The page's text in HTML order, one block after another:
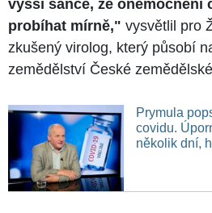
vyšší šance, že onemocnění
probíhat mírně," vysvětlil pro
zkušený virolog, který působí
zemědělství České
Prymula
covidu.
několik dní,